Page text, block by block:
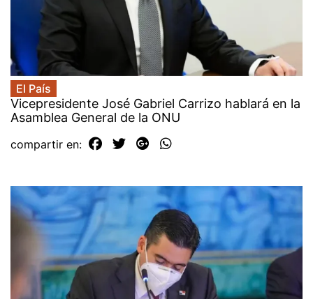
El País
Vicepresidente José Gabriel Carrizo hablará en la
Asamblea General de la ONU
compartir en: